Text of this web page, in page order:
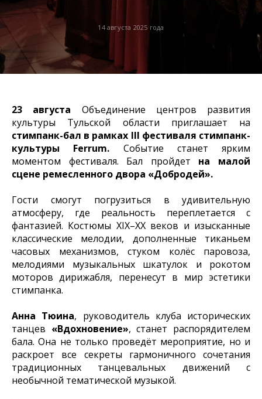
14 августа 2025 года
23 августа Объединение центров развития
культуры Тульской области приглашает на
стимпанк-бал в рамках III фестиваля стимпанк-
культуры Ferrum. Событие станет ярким
моментом фестиваля. Бал пройдет на малой
сцене ремесленного двора «Добродей».
Гости смогут погрузиться в удивительную
атмосферу, где реальность переплетается с
фантазией. Костюмы XIX–XX веков и изысканные
классические мелодии, дополненные тиканьем
часовых механизмов, стуком колёс паровоза,
мелодиями музыкальных шкатулок и рокотом
моторов дирижабля, перенесут в мир эстетики
стимпанка.
Анна Тюина, руководитель клуба исторических
танцев «Вдохновение», станет распорядителем
бала. Она не только проведёт мероприятие, но и
раскроет все секреты гармоничного сочетания
традиционных танцевальных движений с
необычной тематической музыкой.